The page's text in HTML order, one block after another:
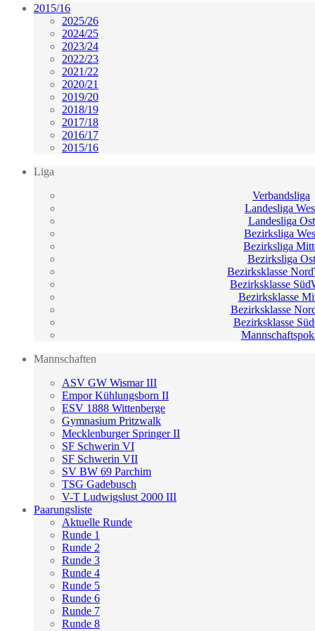
2015/16
2025/26
2024/25
2023/24
2022/23
2021/22
2020/21
2019/20
2018/19
2017/18
2016/17
2015/16
Liga
Verbandsliga
Landesliga
Landesliga Ost
Bezirksliga
Bezirksliga
Bezirksliga Ost
Bezirksklasse
Bezirksklasse
Bezirksklasse
Bezirksklasse
Bezirksklasse
Mannschaften
ASV GW Wismar III
Empor Kühlungsborn II
ESV 1888 Wittenberge
Gymnasium Pritzwalk
Mecklenburger Springer II
SF Schwerin VI
SF Schwerin VII
SV BW 69 Parchim
TSG Gadebusch
V-T Ludwigslust 2000 III
Paarungsliste
Aktuelle Runde
Runde 1
Runde 2
Runde 3
Runde 4
Runde 5
Runde 6
Runde 7
Runde 8